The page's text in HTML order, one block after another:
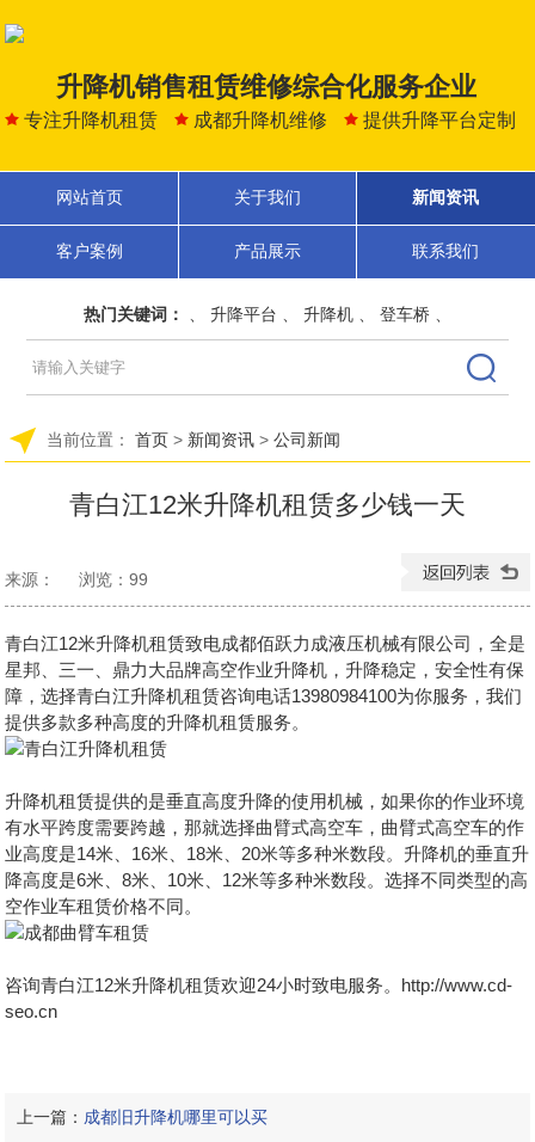
升降机销售租赁维修综合化服务企业
专注升降机租赁 成都升降机维修 提供升降平台定制
网站首页 关于我们 新闻资讯
客户案例 产品展示 联系我们
热门关键词： 升降平台 升降机 登车桥
当前位置： 首页 > 新闻资讯 >公司新闻
青白江12米升降机租赁多少钱一天
来源： 浏览：99
青白江12米升降机租赁致电成都佰跃力成液压机械有限公司，全是
星邦、三一、鼎力大品牌高空作业升降机，升降稳定，安全性有保
障，选择青白江升降机租赁咨询电话13980984100为你服务，我们
提供多款多种高度的升降机租赁服务。
升降机租赁提供的是垂直高度升降的使用机械，如果你的作业环境
有水平跨度需要跨越，那就选择曲臂式高空车，曲臂式高空车的作
业高度是14米、16米、18米、20米等多种米数段。升降机的垂直升
降高度是6米、8米、10米、12米等多种米数段。选择不同类型的高
空作业车租赁价格不同。
咨询青白江12米升降机租赁欢迎24小时致电服务。http://www.cd-
seo.cn
上一篇： 成都旧升降机哪里可以买